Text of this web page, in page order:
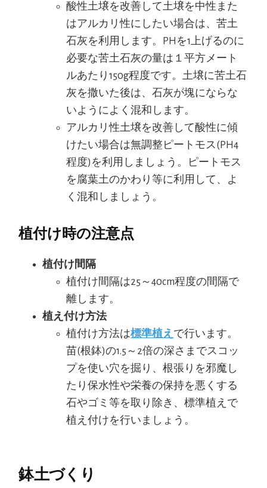
酸性土壌を改善して土壌を中性また
はアルカリ性にしたい場合は、苦土
石灰を利用します。PHを1上げるのに
必要な苦土石灰の量は１平方メート
ルあたり150g程度です。土壌に苦土石
灰を撒いた後は、石灰が塊にならな
いようによく混和します。
アルカリ性土壌を改善して酸性に傾
けたい場合は無調整ピートモス(PH4
程度)を利用しましょう。ピートモス
を腐葉土のかわり等に利用して、よ
く混和しましょう。
植付け時の注意点
植付け間隔
植付け間隔は25～40cm程度の間隔で
離します。
植え付け方法
植付け方法は標準植え で行います。
苗(根鉢)の1.5～2倍の深さまでスコッ
プを使い穴を掘り、根張りを邪魔し
たり保水性や栄養の保持を悪くする
石やゴミ等を取り除き、標準植えで
植え付けを行いましょう。
鉢土づくり